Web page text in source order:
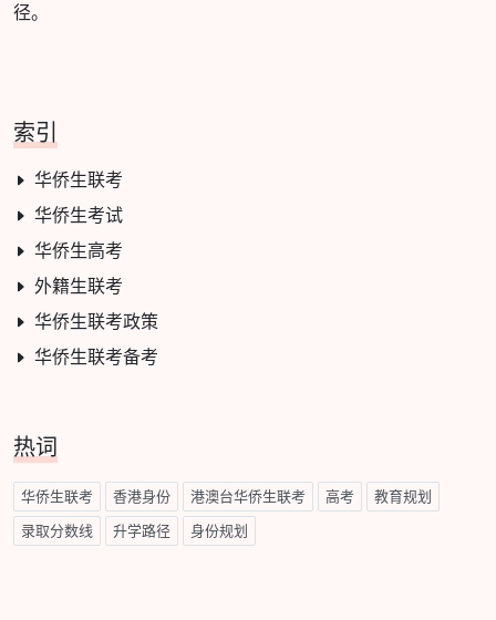
径。
索引
华侨生联考
华侨生考试
华侨生高考
外籍生联考
华侨生联考政策
华侨生联考备考
热词
华侨生联考 香港身份 港澳台华侨生联考 高考 教育规划
录取分数线 升学路径 身份规划